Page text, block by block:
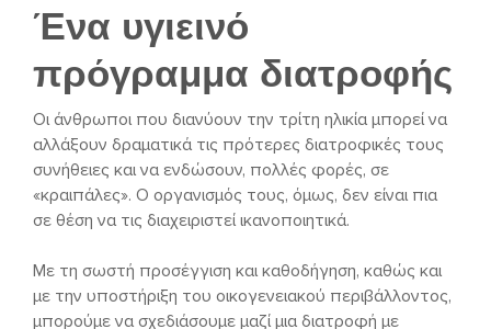
Ένα υγιεινό
πρόγραμμα διατροφής
Οι άνθρωποι που διανύουν την τρίτη ηλικία μπορεί να
αλλάξουν δραματικά τις πρότερες διατροφικές τους
συνήθειες και να ενδώσουν, πολλές φορές, σε
«κραιπάλες». Ο οργανισμός τους, όμως, δεν είναι πια
σε θέση να τις διαχειριστεί ικανοποιητικά.
Με τη σωστή προσέγγιση και καθοδήγηση, καθώς και
με την υποστήριξη του οικογενειακού περιβάλλοντος,
μπορούμε να σχεδιάσουμε μαζί μια διατροφή με